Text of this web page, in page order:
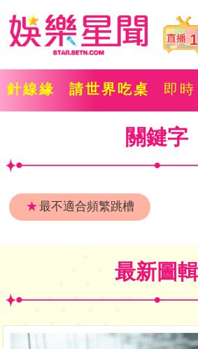
1
針線緣 請世界吃桌 即時
關鍵字
★最不適合頻繁跳槽
最新圖輯